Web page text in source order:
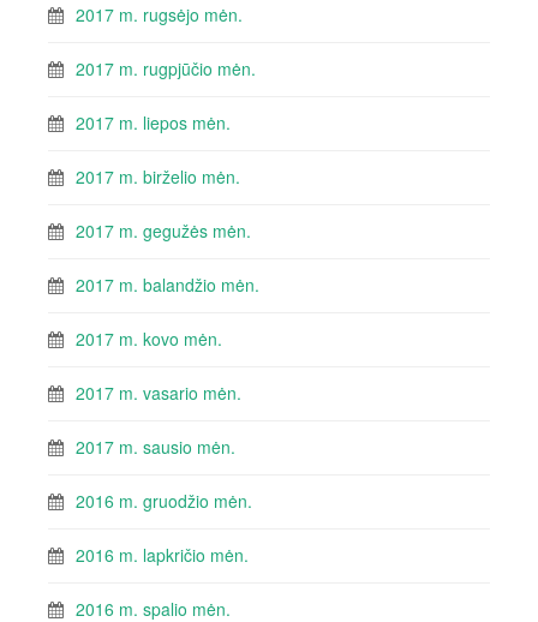
2017 m. rugsėjo mėn.
2017 m. rugpjūčio mėn.
2017 m. liepos mėn.
2017 m. birželio mėn.
2017 m. gegužės mėn.
2017 m. balandžio mėn.
2017 m. kovo mėn.
2017 m. vasario mėn.
2017 m. sausio mėn.
2016 m. gruodžio mėn.
2016 m. lapkričio mėn.
2016 m. spalio mėn.